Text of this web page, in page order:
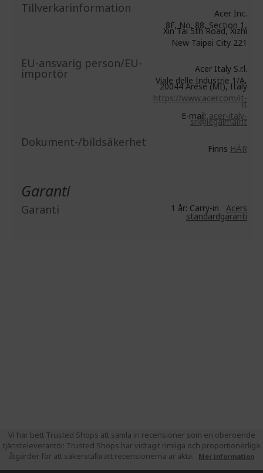
Tillverkarinformation
Acer Inc.
8F, No. 88, Section 1,
Xin Tai 5th Road, Xizhi
New Taipei City 221
EU-ansvarig person/EU-
importör
Acer Italy S.r.l.
Viale delle Industrie 1/A,
20044 Arese (MI), Italy
https://www.acer.com/it-
it
E-mail:acer-italy-
srl@legalmail.it
Dokument-/bildsäkerhet Finns HÄR
Garanti
Garanti 1 år: Carry-in Acers
standardgaranti
Vi har bett Trusted Shops att samla in recensioner som en oberoende
tjänsteleverantör. Trusted Shops har vidtagit rimliga och proportionerliga
åtgärder för att säkerställa att recensionerna är äkta.
Mer information